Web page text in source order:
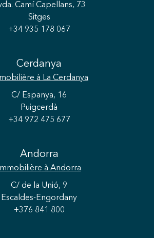
Camí Capellans, 73
Sitges
+34 935 178 067
Cerdanya
à La Cerdanya
C/ Espanya, 16
Puigcerdà
+34 972 475 677
Andorra
Immobilière à Andorra
C/ de la Unió, 9
Escaldes-Engordany
+376 841 800
paramètres